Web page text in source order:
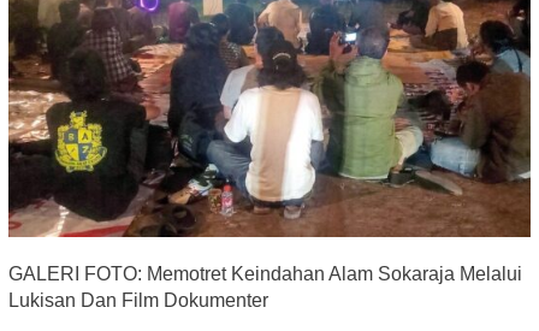
GALERI FOTO: Memotret Keindahan Alam Sokaraja Melalui
Lukisan Dan Film Dokumenter